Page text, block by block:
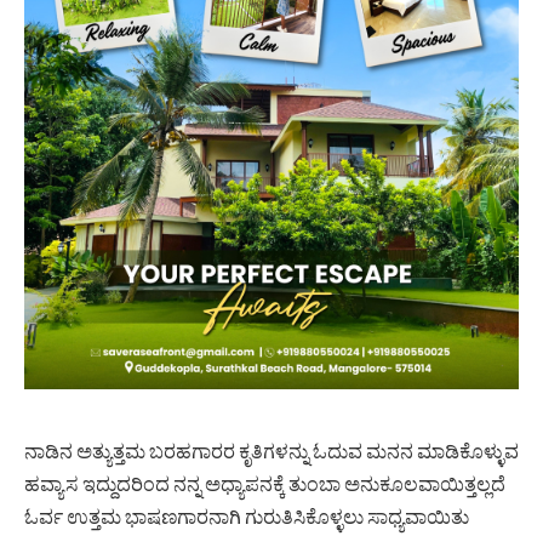
ನಾಡಿನ ಅತ್ಯುತ್ತಮ ಬರಹಗಾರರ ಕೃತಿಗಳನ್ನು ಓದುವ ಮನನ ಮಾಡಿಕೊಳ್ಳುವ
ಹವ್ಯಾಸ ಇದ್ದುದರಿಂದ ನನ್ನ ಅಧ್ಯಾಪನಕ್ಕೆ ತುಂಬಾ ಅನುಕೂಲವಾಯಿತ್ತಲ್ಲದೆ
ಓರ್ವ ಉತ್ತಮ ಭಾಷಣಗಾರನಾಗಿ ಗುರುತಿಸಿಕೊಳ್ಳಲು ಸಾಧ್ಯವಾಯಿತು